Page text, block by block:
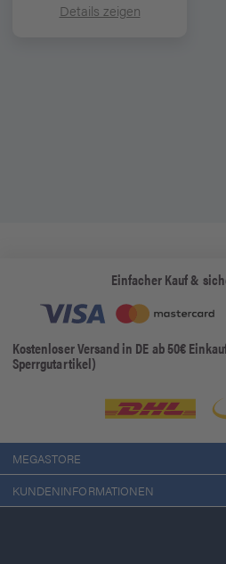
Details zeigen
Einfacher Kauf &
Kostenloser Versand in DE ab 50€
Sperrgutartikel)
MEGASTORE
KUNDENINFORMATIONEN